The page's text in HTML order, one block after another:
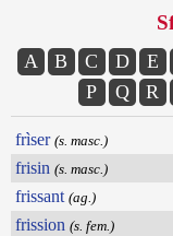
A B C D E
P
Q R
frìser (s. masc.)
frisin (s. masc.)
frissant (ag.)
frission (s. fem.)